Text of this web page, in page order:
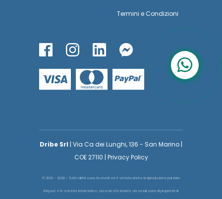
Termini e Condizioni
Dribe Srl | Via Ca dei Lunghi, 136 - San Marino |
COE 27110 | Privacy Policy
© 2016 - 2026 - Tutti i diritti sono riservati ed è vietata anche la riproduzione parziale.
Il layout e le schede informative, sia web che inviate via email sono di proprietà di